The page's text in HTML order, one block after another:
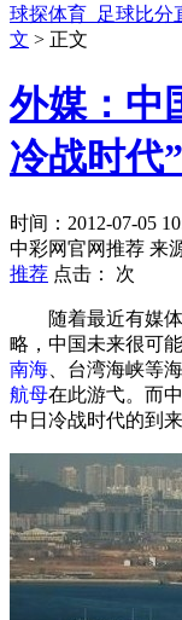
球探体育_足球比分
文 > 正文
外媒：中
冷战时代
时间：2012-07-05
中彩网官网推荐 来
推荐 点击： 次
随着最近有媒体
略，中国未来很可
南海 、台湾海峡等
航母在此游弋。而
中日冷战时代的到来